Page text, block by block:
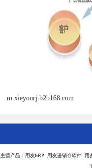
m.xieyourj.b2b168.com
主营产品：用友ERP 用友进销存软件